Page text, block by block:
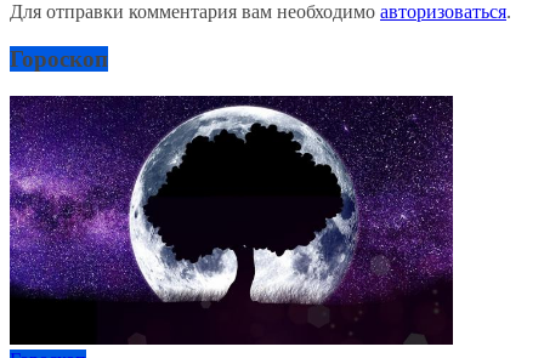
Для отправки комментария вам необходимо авторизоваться.
Гороскоп